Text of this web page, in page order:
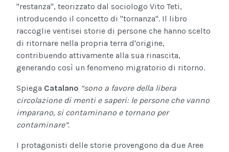
"restanza", teorizzato dal sociologo Vito Teti,
introducendo il concetto di "tornanza". Il libro
raccoglie ventisei storie di persone che hanno scelto
di ritornare nella propria terra d'origine,
contribuendo attivamente alla sua rinascita,
generando così un fenomeno migratorio di ritorno.
Spiega Catalano “sono a favore della libera
circolazione di menti e saperi: le persone che vanno
imparano, si contaminano e tornano per
contaminare”.
I protagonisti delle storie provengono da due Aree